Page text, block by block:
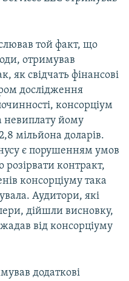
той факт, що
отримував
як свідчать фінансові
дослідження
консорціум
невиплату йому
мільйона доларів.
є порушенням умов
розірвати контракт,
консорціуму така
Аудитори, які
дійшли висновку,
від консорціуму
додаткові